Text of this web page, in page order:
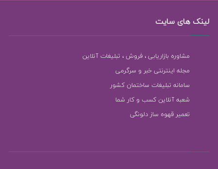
لینک های سایت
مشاوره بازاریابی ، فروش ، تبلیغات آنلاین
مجله اینترنتی خبر و سرگرمی
سامانه تبلیغات ساختمان کشور
شعبه آنلاین کسب و کار شما
تعمیر قهوه ساز دلونگی